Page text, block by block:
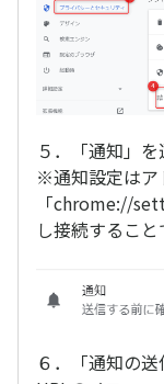
５．「通知」を
※通知設定はア
「chrome://
し接続すること
６．「通知の